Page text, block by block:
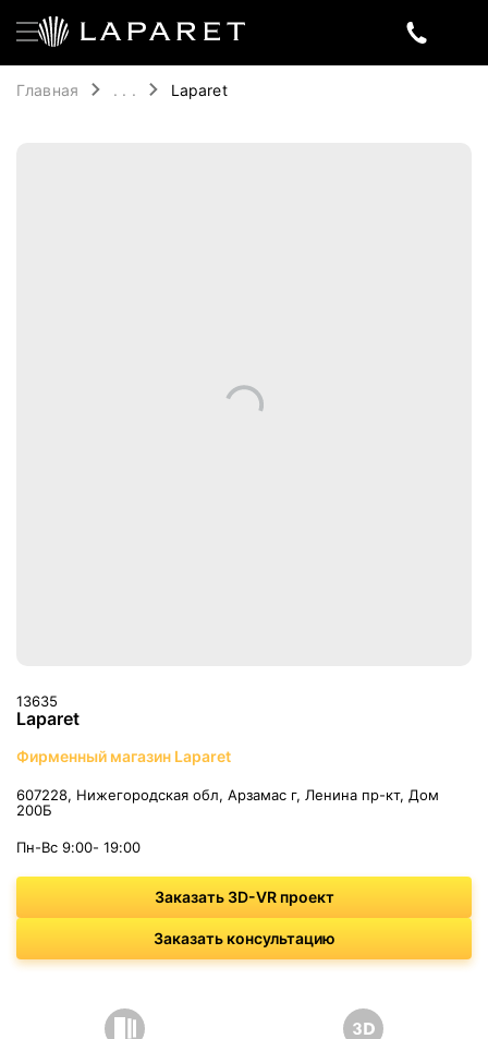
Главная . . . Laparet
13635
Laparet
Фирменный магазин Laparet
607228, Нижегородская обл, Арзамас г, Ленина пр-кт, Дом
200Б
Пн-Вс 9:00- 19:00
Заказать 3D-VR проект
Заказать консультацию